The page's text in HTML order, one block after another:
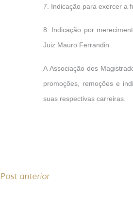
7. Indicação para exercer a
8. Indicação por
Juiz Mauro Ferrandin.
A Associação dos
promoções, remoções e
suas respectivas carreiras.
Post anterior